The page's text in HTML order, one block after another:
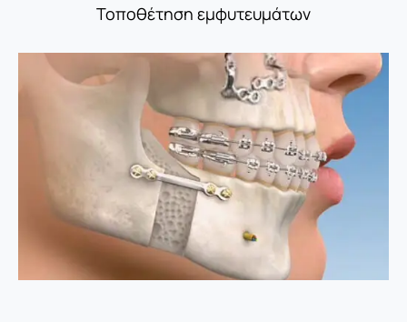
Τοποθέτηση εμφυτευμάτων